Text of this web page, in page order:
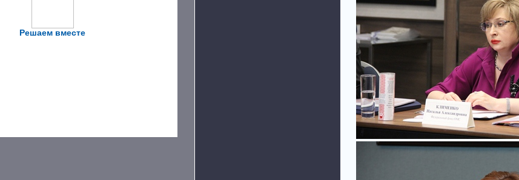
Решаем вместе